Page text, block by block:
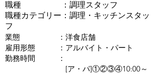
職種 ：調理スタッフ
職種カテゴリー：調理・キッチンスタッ
フ
業態 ：洋食店舗
雇用形態 ：アルバイト・パート
勤務時間 ：
[ア・パ]①②③④10:00～